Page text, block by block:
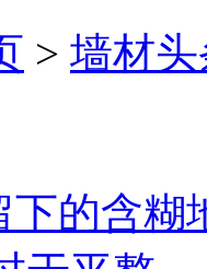
> 墙材
下的含糊